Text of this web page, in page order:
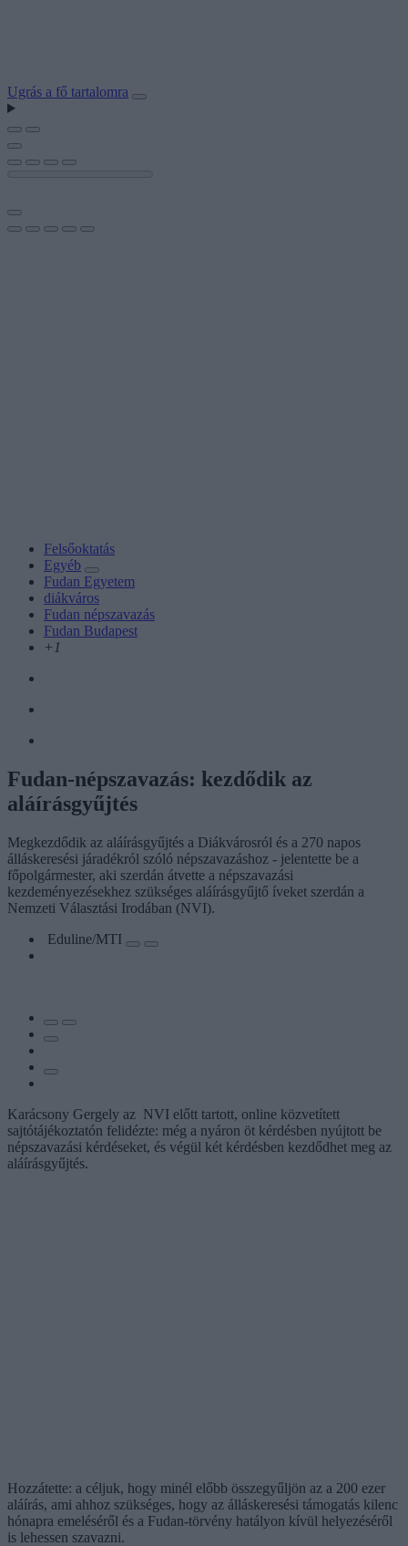
Ugrás a fő tartalomra
Felsőoktatás
Egyéb
Fudan Egyetem
diákváros
Fudan népszavazás
Fudan Budapest
+1
Fudan-népszavazás: kezdődik az
aláírásgyűjtés
Megkezdődik az aláírásgyűjtés a Diákvárosról és a 270 napos
álláskeresési járadékról szóló népszavazáshoz - jelentette be a
főpolgármester, aki szerdán átvette a népszavazási
kezdeményezésekhez szükséges aláírásgyűjtő íveket szerdán a
Nemzeti Választási Irodában (NVI).
Eduline/MTI
Karácsony Gergely az NVI előtt tartott, online közvetített
sajtótájékoztatón felidézte: még a nyáron öt kérdésben nyújtott be
népszavazási kérdéseket, és végül két kérdésben kezdődhet meg az
aláírásgyűjtés.
Hozzátette: a céljuk, hogy minél előbb összegyűljön az a 200 ezer
aláírás, ami ahhoz szükséges, hogy az álláskeresési támogatás kilenc
hónapra emeléséről és a Fudan-törvény hatályon kívül helyezéséről
is lehessen szavazni.